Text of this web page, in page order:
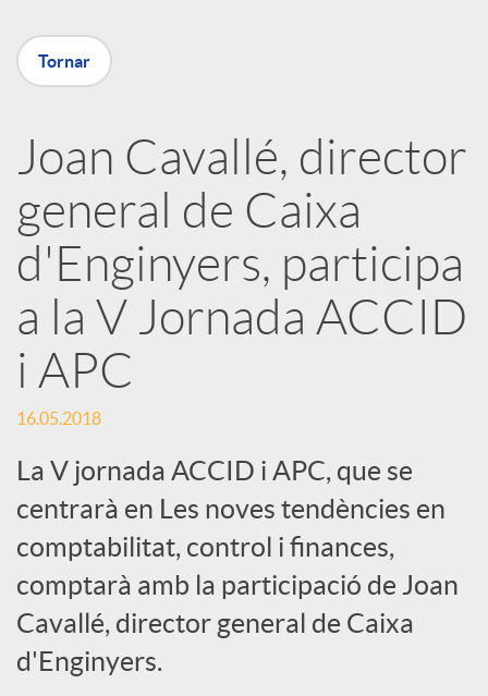
X
a
r
x
e
s
S
o
c
i
Tornar
Joan Cavallé, director
general de Caixa
d'Enginyers, participa
a la V Jornada ACCID
i APC
16.05.2018
La V jornada ACCID i APC, que se
centrarà en Les noves tendències en
comptabilitat, control i finances,
comptarà amb la participació de Joan
Cavallé, director general de Caixa
d'Enginyers.